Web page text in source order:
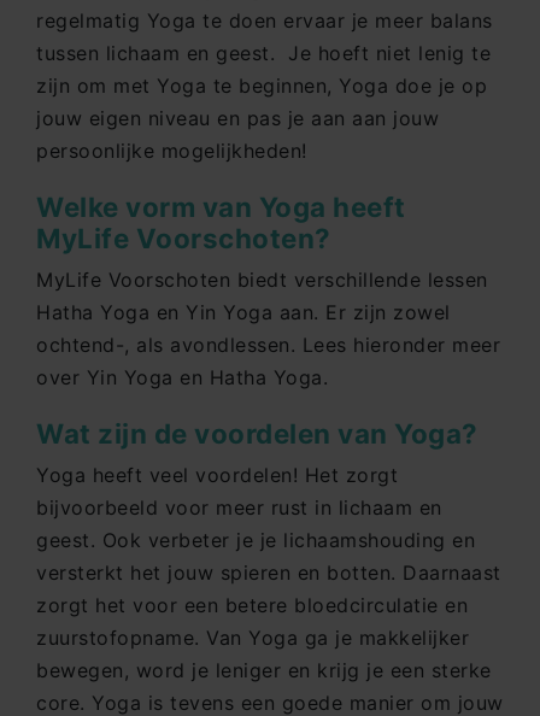
regelmatig Yoga te doen ervaar je meer balans
tussen lichaam en geest. Je hoeft niet lenig te
zijn om met Yoga te beginnen, Yoga doe je op
jouw eigen niveau en pas je aan aan jouw
persoonlijke mogelijkheden!
Welke vorm van Yoga heeft
MyLife Voorschoten?
MyLife Voorschoten biedt verschillende lessen
Hatha Yoga en Yin Yoga aan. Er zijn zowel
ochtend-, als avondlessen. Lees hieronder meer
over Yin Yoga en Hatha Yoga.
Wat zijn de voordelen van Yoga?
Yoga heeft veel voordelen! Het zorgt
bijvoorbeeld voor meer rust in lichaam en
geest. Ook verbeter je je lichaamshouding en
versterkt het jouw spieren en botten. Daarnaast
zorgt het voor een betere bloedcirculatie en
zuurstofopname. Van Yoga ga je makkelijker
bewegen, word je leniger en krijg je een sterke
core. Yoga is tevens een goede manier om jouw